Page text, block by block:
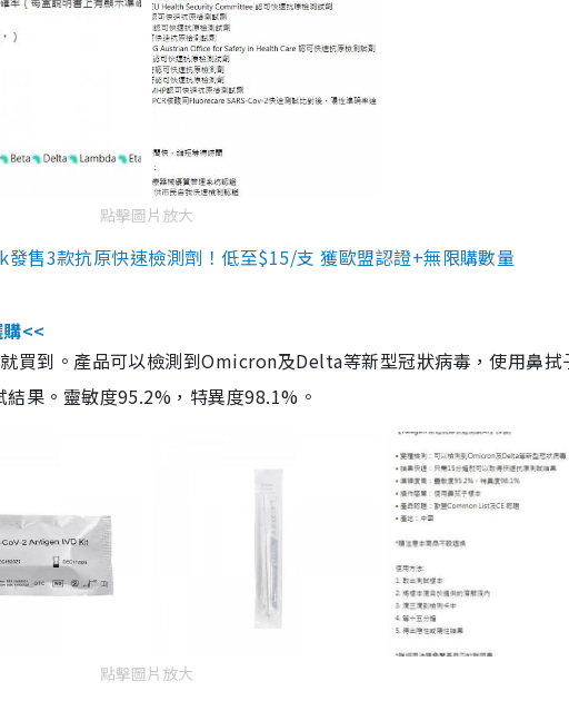
點擊圖片放大
售3款抗原快速檢測劑！低至$15/支 獲歐盟認證+無限購數量
<<
買到。產品可以檢測到Omicron及Delta等新型冠狀病毒，使用鼻拭
果。靈敏度95.2%，特異度98.1%。
點擊圖片放大